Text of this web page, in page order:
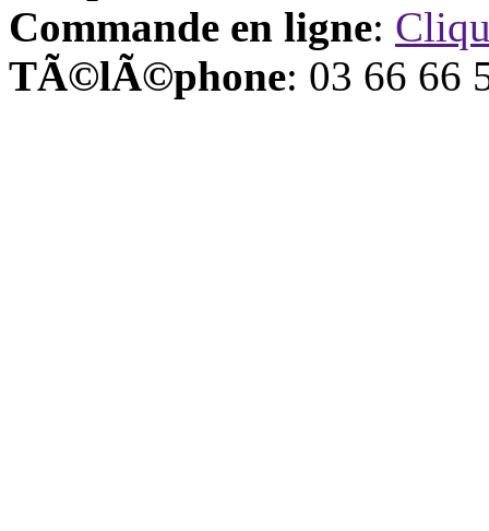
Commande en ligne:
TÃ©lÃ©phone: 03 66 66